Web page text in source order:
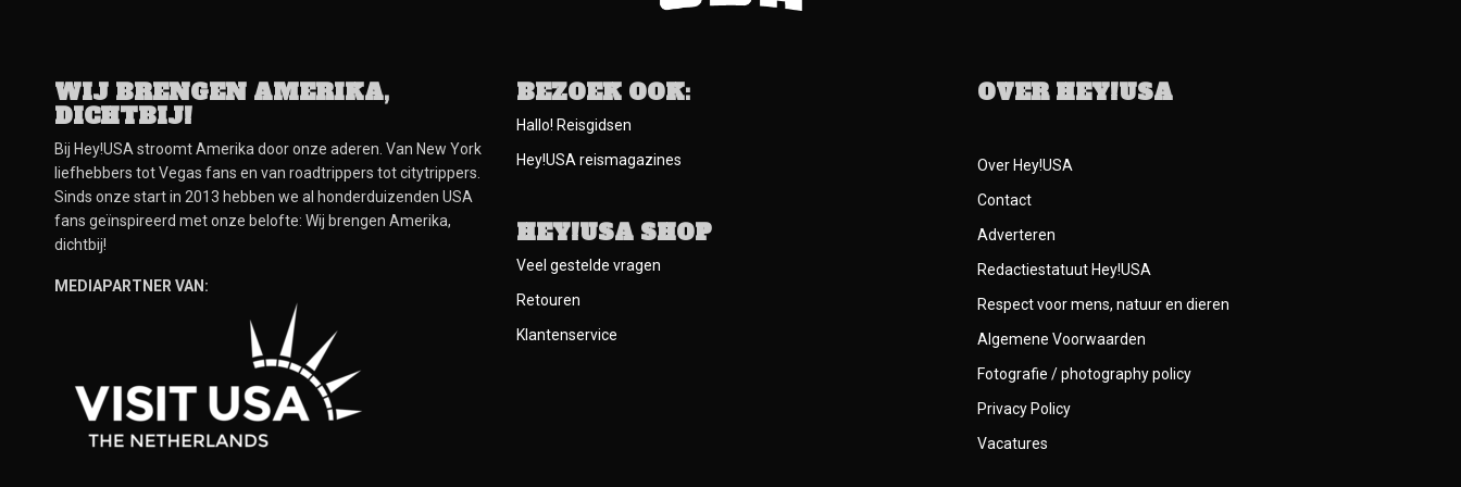
WIJ BRENGEN AMERIKA,
DICHTBIJ!
Bij Hey!USA stroomt Amerika door onze aderen. Van New York
liefhebbers tot Vegas fans en van roadtrippers tot citytrippers.
Sinds onze start in 2013 hebben we al honderduizenden USA
fans geïnspireerd met onze belofte: Wij brengen Amerika,
dichtbij!
MEDIAPARTNER VAN:
BEZOEK OOK:
Hallo! Reisgidsen
Hey!USA reismagazines
HEY!USA SHOP
Veel gestelde vragen
Retouren
Klantenservice
OVER HEY!USA
Over Hey!USA
Contact
Adverteren
Redactiestatuut Hey!USA
Respect voor mens, natuur en dieren
Algemene Voorwaarden
Fotografie / photography policy
Privacy Policy
Vacatures